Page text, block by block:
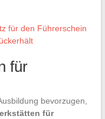
für den Führerschein
für
bevorzugen,
für